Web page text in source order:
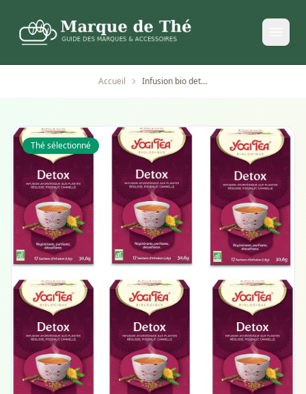
Accueil Infusion bio detox sans caféine Yogi Tea
Thé sélectionné